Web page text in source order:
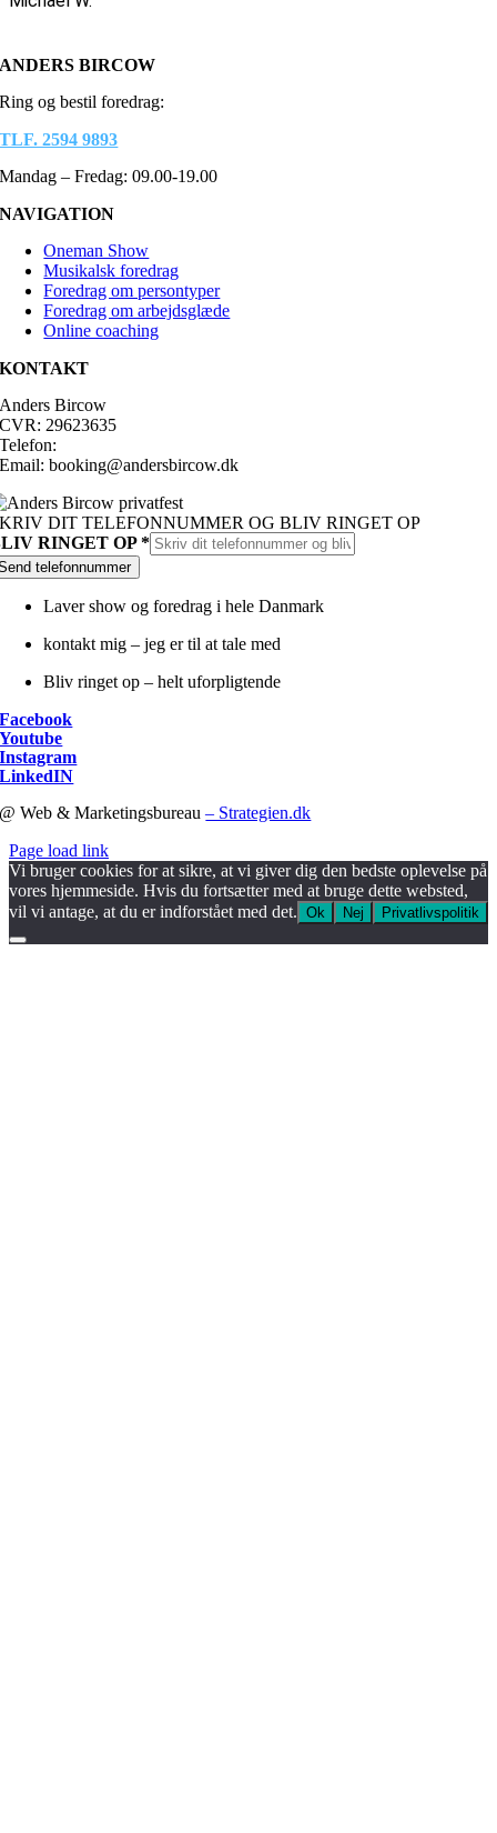
ANDERS BIRCOW
Ring og bestil foredrag:
TLF. 2594 9893
Mandag – Fredag: 09.00-19.00
NAVIGATION
Oneman Show
Musikalsk foredrag
Foredrag om persontyper
Foredrag om arbejdsglæde
Online coaching
KONTAKT
Anders Bircow
CVR: 29623635
Telefon:
Email: booking@andersbircow.dk
DIT TELEFONNUMMER OG BLIV RINGET OP
RINGET OP*
telefonnummer
Laver show og foredrag i hele Danmark
kontakt mig – jeg er til at tale med
Bliv ringet op – helt uforpligtende
Facebook
Youtube
Instagram
LinkedIN
@ Web & Marketingsbureau– Strategien.dk
Page load link
Vi bruger cookies for at sikre, at vi giver dig den bedste oplevelse på
vores hjemmeside. Hvis du fortsætter med at bruge dette websted,
vil vi antage, at du er indforstået med det. Ok Nej Privatlivspolitik